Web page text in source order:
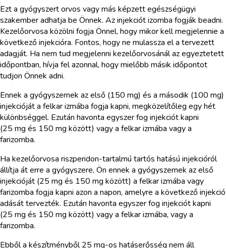
Ezt a gyógyszert orvos vagy más képzett egészségügyi
szakember adhatja be Önnek. Az injekciót izomba fogják beadni.
Kezelőorvosa közölni fogja Önnel, hogy mikor kell megjelennie a
következő injekcióra. Fontos, hogy ne mulassza el a tervezett
adagját. Ha nem tud megjelenni kezelőorvosánál az egyeztetett
időpontban, hívja fel azonnal, hogy mielőbb másik időpontot
tudjon Önnek adni.
Ennek a gyógyszernek az első (150 mg) és a második (100 mg)
injekcióját a felkar izmába fogja kapni, megközelítőleg egy hét
különbséggel. Ezután havonta egyszer fog injekciót kapni
(25 mg és 150 mg között) vagy a felkar izmába vagy a
farizomba.
Ha kezelőorvosa riszperidon-tartalmú tartós hatású injekcióról
állítja át erre a gyógyszere, Ön ennek a gyógyszernek az első
injekcióját (25 mg és 150 mg között) a felkar izmába vagy
farizomba fogja kapni azon a napon, amelyre a következő injekció
adását tervezték. Ezután havonta egyszer fog injekciót kapni
(25 mg és 150 mg között) vagy a felkar izmába, vagy a
farizomba.
Ebből a készítményből 25 mg-os hatáserősség nem áll